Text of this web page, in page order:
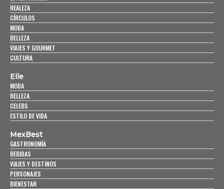
REALEZA
CÍRCULOS
MODA
BELLEZA
VIAJES Y GOURMET
CULTURA
Elle
MODA
BELLEZA
CELEBS
ESTILO DE VIDA
MexBest
GASTRONOMÍA
BEBIDAS
VIAJES Y DESTINOS
PERSONAJES
BIENESTAR